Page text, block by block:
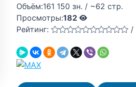
Объём:161 150 зн. / ~62 стр.
Просмотры:182
Рейтинг:
/